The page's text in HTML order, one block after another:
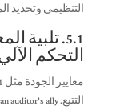
التنظيمي وتحديد
5.1. تلبية
التحكم
التتبع.auditor's ally